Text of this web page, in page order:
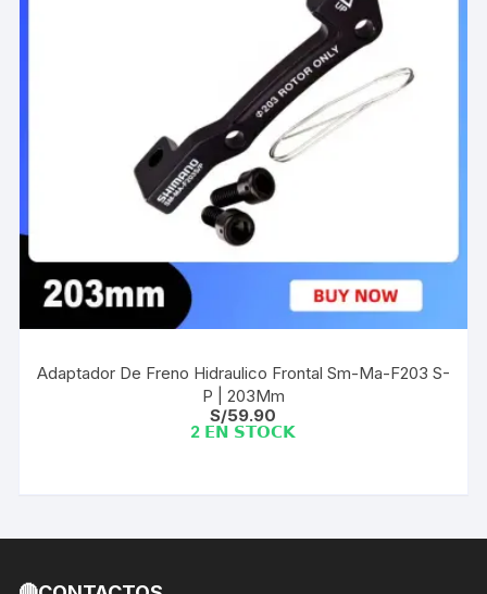
Adaptador De Freno Hidraulico Frontal Sm-Ma-F203 S-
P | 203Mm
S/59.90
2 𝗘𝗡 𝗦𝗧𝗢𝗖𝗞